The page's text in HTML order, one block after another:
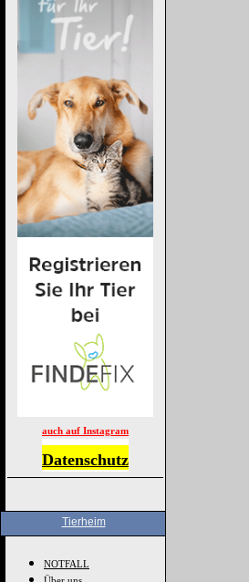
auch auf Instagram
Datenschutz
Tierheim
NOTFALL